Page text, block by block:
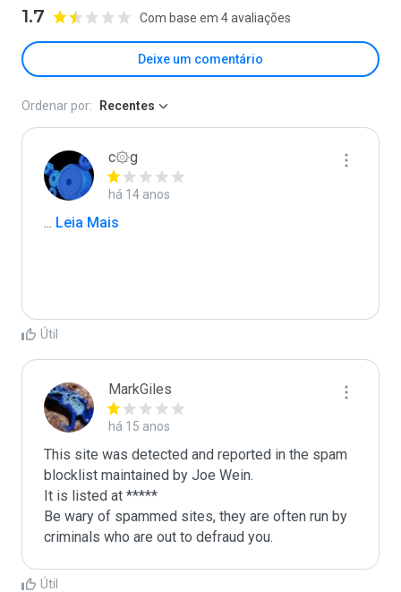
1.7 Com base em 4 avaliações
Deixe um comentário
Ordenar por: Recentes
c۞g
há 14 anos
... Leia Mais
Útil
MarkGiles
há 15 anos
This site was detected and reported in the spam
blocklist maintained by Joe Wein.
It is listed at *****
Be wary of spammed sites, they are often run by
criminals who are out to defraud you.
Útil